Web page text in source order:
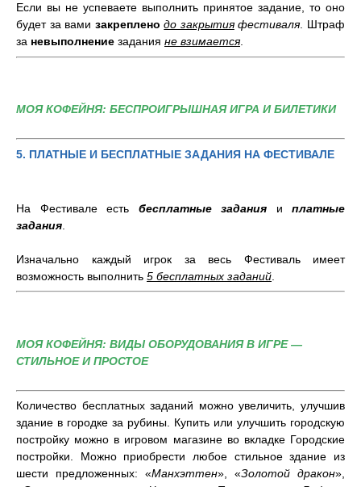
Если вы не успеваете выполнить принятое задание, то оно
будет за вами закрепленодо закрытия фестиваля. Штраф
за невыполнение задания не взимается.
МОЯ КОФЕЙНЯ: БЕСПРОИГРЫШНАЯ ИГРА И БИЛЕТИКИ
5. ПЛАТНЫЕ И БЕСПЛАТНЫЕ ЗАДАНИЯ НА ФЕСТИВАЛЕ
На Фестивале есть бесплатные задания и платные
задания
Изначально каждый игрок за весь Фестиваль имеет
возможность выполнить 5 бесплатных заданий
МОЯ КОФЕЙНЯ: ВИДЫ ОБОРУДОВАНИЯ В ИГРЕ —
СТИЛЬНОЕ И ПРОСТОЕ
Количество бесплатных заданий можно увеличить, улучшив
здание в городке за рубины. Купить или улучшить городскую
постройку можно в игровом магазине во вкладке Городские
постройки. Можно приобрести любое стильное здание из
шести предложенных: «Манхэттен», «Золотой дракон»,